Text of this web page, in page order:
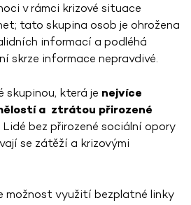
v rámci krizové situace
tato skupina osob je ohrožena
informací a podléhá
skrze informace nepravdivé.
skupinou, která je nejvíce
a ztrátou přirozené
Lidé bez přirozené sociální opory
se zátěží a krizovými
možnost využití bezplatné linky